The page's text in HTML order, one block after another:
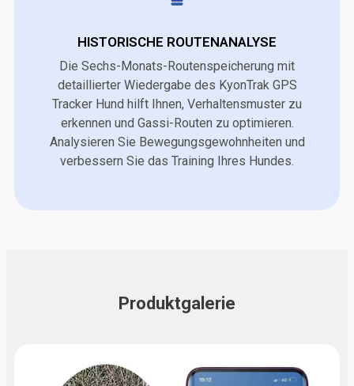
HISTORISCHE ROUTENANALYSE
Die Sechs-Monats-Routenspeicherung mit
detaillierter Wiedergabe des KyonTrak GPS
Tracker Hund hilft Ihnen, Verhaltensmuster zu
erkennen und Gassi-Routen zu optimieren.
Analysieren Sie Bewegungsgewohnheiten und
verbessern Sie das Training Ihres Hundes.
Produktgalerie